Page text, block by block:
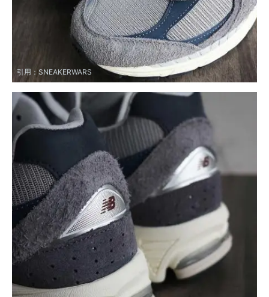
引用： SNEAKERWARS